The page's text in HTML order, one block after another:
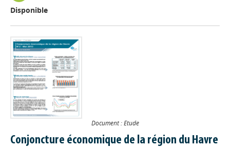
Disponible
Document : Etude
Conjoncture économique de la région du Havre